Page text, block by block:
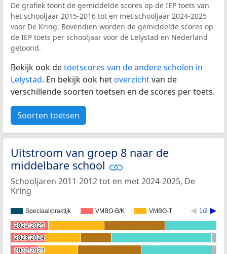
De grafiek toont de gemiddelde scores op de IEP toets van
het schooljaar 2015-2016 tot en met schooljaar 2024-2025
voor De Kring. Bovendien worden de gemiddelde scores op
de IEP toets per schooljaar voor de Lelystad en Nederland
getoond.
Bekijk ook detoetscores van de andere scholen in
Lelystad. En bekijk ook hetoverzichtvan de
verschillende soorten toetsen en de scores per toets.
Soorten toetsen
Uitstroom van groep 8 naar de
middelbare school
Schooljaren 2011-2012 tot en met 2024-2025, De
Kring
Speciaal/praktijk VMBO-B/K VMBO-T 1/2
2024-2025
2024-2025
2023-2024
2023-2024
2022-2023
2022-2023